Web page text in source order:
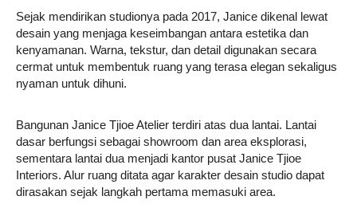
Sejak mendirikan studionya pada 2017, Janice dikenal lewat
desain yang menjaga keseimbangan antara estetika dan
kenyamanan. Warna, tekstur, dan detail digunakan secara
cermat untuk membentuk ruang yang terasa elegan sekaligus
nyaman untuk dihuni.
Bangunan Janice Tjioe Atelier terdiri atas dua lantai. Lantai
dasar berfungsi sebagai showroom dan area eksplorasi,
sementara lantai dua menjadi kantor pusat Janice Tjioe
Interiors. Alur ruang ditata agar karakter desain studio dapat
dirasakan sejak langkah pertama memasuki area.